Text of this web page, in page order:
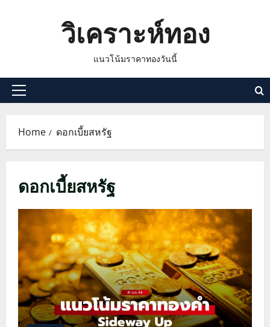
วิเคราะห์ทอง
แนวโน้มราคาทองวันนี้
Primary
Home ดอกเบี้ยสหรัฐ
ดอกเบี้ยสหรัฐ